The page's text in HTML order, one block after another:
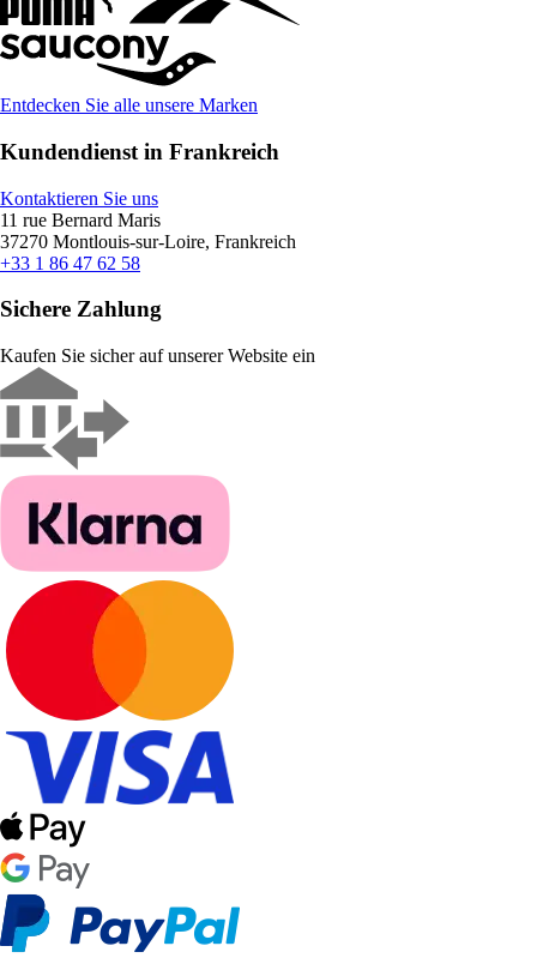
Entdecken Sie alle unsere Marken
Kundendienst in Frankreich
Kontaktieren Sie uns
11 rue Bernard Maris
37270 Montlouis-sur-Loire, Frankreich
+33 1 86 47 62 58
Sichere Zahlung
Kaufen Sie sicher auf unserer Website ein